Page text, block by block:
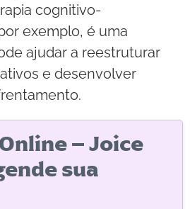
cognitivo-
exemplo, é uma
ajudar a reestruturar
e desenvolver
– Joice
sua